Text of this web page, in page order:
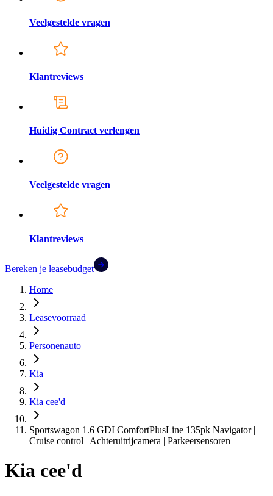
Veelgestelde vragen
Klantreviews
Huidig Contract verlengen
Veelgestelde vragen
Klantreviews
Bereken je leasebudget
Home
Leasevoorraad
Personenauto
Kia
Kia cee'd
Sportswagon 1.6 GDI ComfortPlusLine 135pk Navigator |
Cruise control | Achteruitrijcamera | Parkeersensoren
Kia cee'd